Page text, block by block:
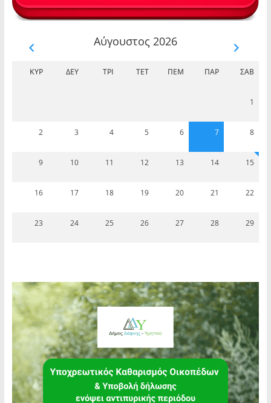
Αύγουστος 2026
ΚΥΡ ΔΕΥ ΤΡΊ ΤΕΤ ΠΈΜ ΠΑΡ ΣΆΒ
1
2 3 4 5 6 7 8
9 10 11 12 13 14 15
16 17 18 19 20 21 22
23 24 25 26 27 28 29